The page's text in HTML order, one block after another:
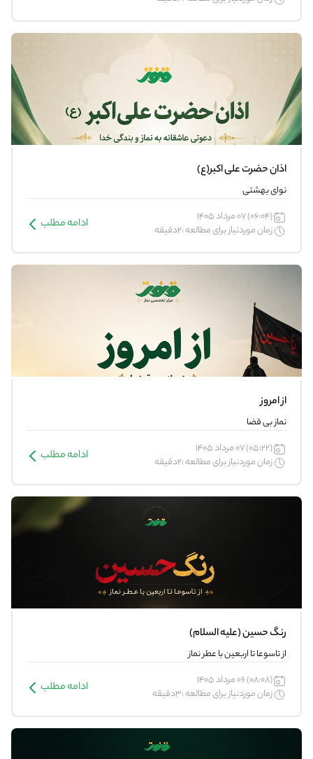
اذان حضرت علی اکبر(ع)
نوای بهشتی
(06:04) 07 مرداد 1405
زمان موردنیاز برای مطالعه :2دقیقه
ادامه مطلب
از امروز
نماز بی قضا
(05:22) 07 مرداد 1405
زمان موردنیاز برای مطالعه :2دقیقه
ادامه مطلب
رنگ حسین (علیه السلام)
از تاسوعا تا اربعین با عطر نماز
(08:08) 06 مرداد 1405
زمان موردنیاز برای مطالعه :3دقیقه
ادامه مطلب